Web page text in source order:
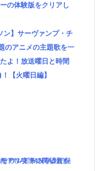
の体験版をクリアし
ン】サーヴァンプ・チ
のアニメの主題歌を一
よ！放送曜日と時間
【火曜日編】
FINAL FANTASY X
ア」ファン待望新シ
！？実際に問い合わ
ウンドトラックで発